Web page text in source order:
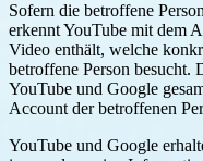
Sofern die betroffene
erkennt YouTube mit dem
Video enthält, welche
betroffene Person besucht.
YouTube und Google
Account der betroffenen
YouTube und Google